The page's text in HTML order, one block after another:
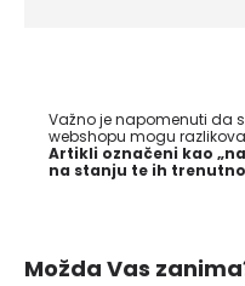
Važno je napomenuti da
webshopu mogu
Artikli označeni kao
na stanju te ih
Možda Vas